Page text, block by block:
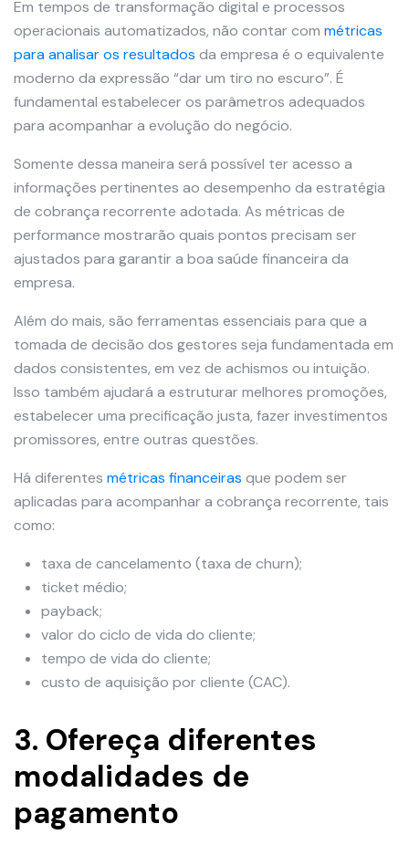
Em tempos de transformação digital e processos
operacionais automatizados, não contar com métricas
para analisar os resultados da empresa é o equivalente
moderno da expressão “dar um tiro no escuro”. É
fundamental estabelecer os parâmetros adequados
para acompanhar a evolução do negócio.
Somente dessa maneira será possível ter acesso a
informações pertinentes ao desempenho da estratégia
de cobrança recorrente adotada. As métricas de
performance mostrarão quais pontos precisam ser
ajustados para garantir a boa saúde financeira da
empresa.
Além do mais, são ferramentas essenciais para que a
tomada de decisão dos gestores seja fundamentada em
dados consistentes, em vez de achismos ou intuição.
Isso também ajudará a estruturar melhores promoções,
estabelecer uma precificação justa, fazer investimentos
promissores, entre outras questões.
Há diferentes métricas financeiras que podem ser
aplicadas para acompanhar a cobrança recorrente, tais
como:
taxa de cancelamento (taxa de churn);
ticket médio;
payback;
valor do ciclo de vida do cliente;
tempo de vida do cliente;
custo de aquisição por cliente (CAC).
3. Ofereça diferentes
modalidades de
pagamento